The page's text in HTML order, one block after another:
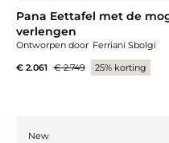
Pana Eettafel met de
verlengen
Ontworpen door Ferriani Sbolgi
€ 2.061 € 2.749 25% korting
New